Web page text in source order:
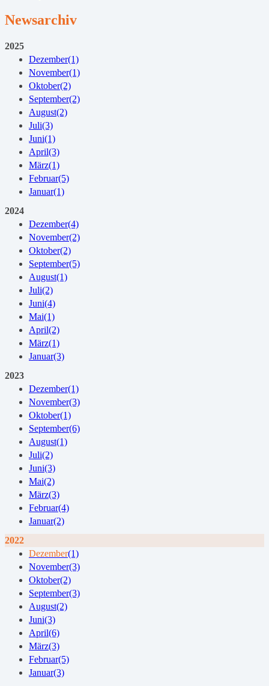
Newsarchiv
2025
Dezember(1)
November(1)
Oktober(2)
September(2)
August(2)
Juli(3)
Juni(1)
April(3)
März(1)
Februar(5)
Januar(1)
2024
Dezember(4)
November(2)
Oktober(2)
September(5)
August(1)
Juli(2)
Juni(4)
Mai(1)
April(2)
März(1)
Januar(3)
2023
Dezember(1)
November(3)
Oktober(1)
September(6)
August(1)
Juli(2)
Juni(3)
Mai(2)
März(3)
Februar(4)
Januar(2)
2022
Dezember(1)
November(3)
Oktober(2)
September(3)
August(2)
Juni(3)
April(6)
März(3)
Februar(5)
Januar(3)